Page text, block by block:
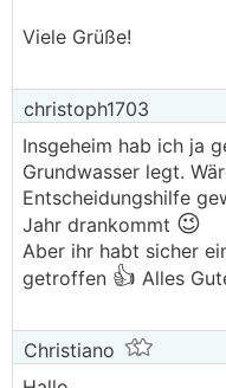
Viele Grüße!
christoph1703
Insgeheim hab ich ja
Grundwasser legt.
Entscheidungshilfe
Jahr drankommt 😉
Aber ihr habt sicher
getroffen 👍 Alles
Christiano